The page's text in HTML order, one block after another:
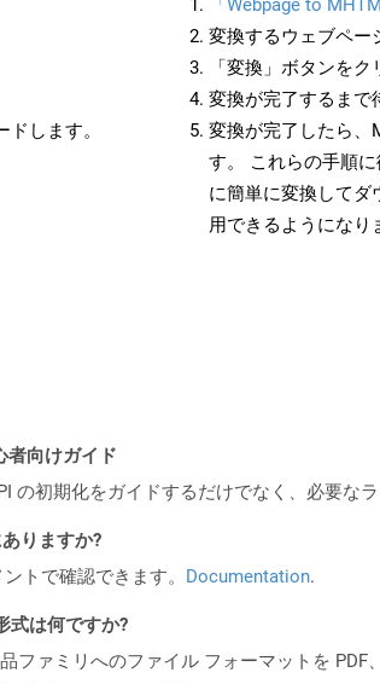
します。
変換するウェブペー
「変換」ボタンを
変換が完了するまで
変換が完了したら、
す。 これらの手順
に簡単に変換してダ
用できるようになり
者向けガイド
の初期化をガイドするだけでなく、必要な
りますか?
トで確認できます。 Documentation.
式は何ですか?
ァミリへのファイル フォーマットを PDF